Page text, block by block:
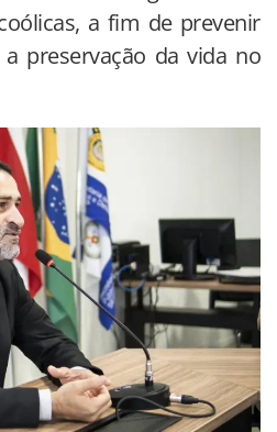
a fim de prevenir
preservação da vida no